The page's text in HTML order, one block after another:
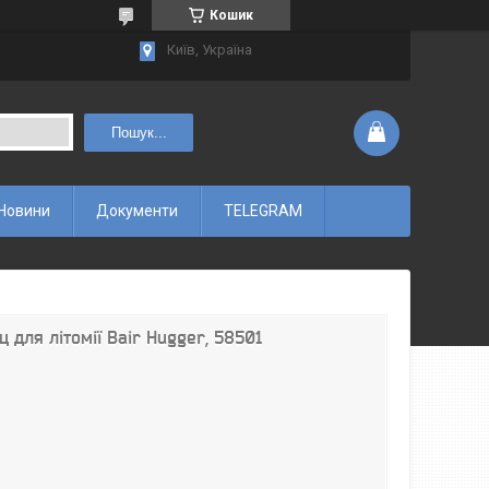
Кошик
Київ, Україна
Пошук...
Документи TELEGRAM
для літомії Bair Hugger, 58501